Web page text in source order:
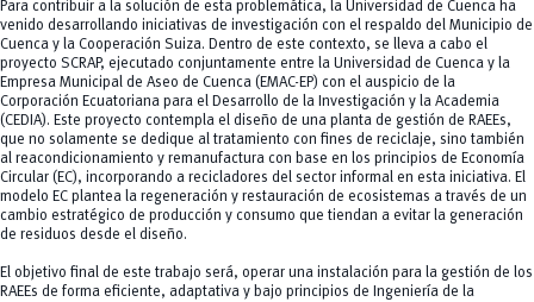
Para contribuir a la solución de esta problemática, la Universidad de Cuenca ha
venido desarrollando iniciativas de investigación con el respaldo del Municipio de
Cuenca y la Cooperación Suiza. Dentro de este contexto, se lleva a cabo el
proyecto SCRAP, ejecutado conjuntamente entre la Universidad de Cuenca y la
Empresa Municipal de Aseo de Cuenca (EMAC-EP) con el auspicio de la
Corporación Ecuatoriana para el Desarrollo de la Investigación y la Academia
(CEDIA). Este proyecto contempla el diseño de una planta de gestión de RAEEs,
que no solamente se dedique al tratamiento con fines de reciclaje, sino también
al reacondicionamiento y remanufactura con base en los principios de Economía
Circular (EC), incorporando a recicladores del sector informal en esta iniciativa. El
modelo EC plantea la regeneración y restauración de ecosistemas a través de un
cambio estratégico de producción y consumo que tiendan a evitar la generación
de residuos desde el diseño.
El objetivo final de este trabajo será, operar una instalación para la gestión de los
RAEEs de forma eficiente, adaptativa y bajo principios de Ingeniería de la